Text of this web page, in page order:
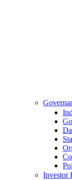
Investor